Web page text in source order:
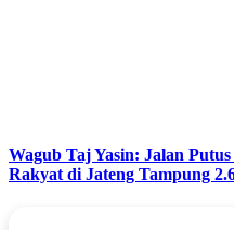
Wagub Taj Yasin: Jalan
Rakyat di Jateng Tampung